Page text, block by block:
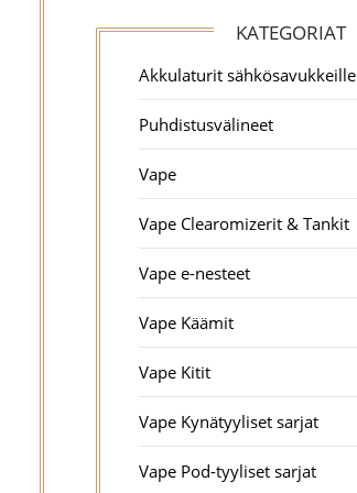
KATEGORIAT
Akkulaturit sähkösavukkeille
Puhdistusvälineet
Vape
Vape Clearomizerit & Tankit
Vape e-nesteet
Vape Käämit
Vape Kitit
Vape Kynätyyliset sarjat
Vape Pod-tyyliset sarjat